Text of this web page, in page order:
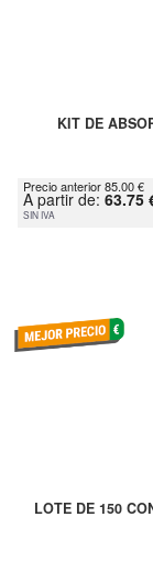
KIT DE
Precio anterior 85.00 €
A partir de: 63.75
SIN IVA
LOTE DE 150